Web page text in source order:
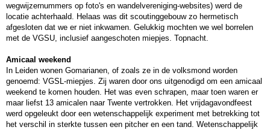
wegwijzernummers op foto's en wandelvereniging-websites) werd de
locatie achterhaald. Helaas was dit scoutinggebouw zo hermetisch
afgesloten dat we er niet inkwamen. Gelukkig mochten we wel borrelen
met de VGSU, inclusief aangeschoten miepjes. Topnacht.
Amicaal weekend
In Leiden wonen Gomarianen, of zoals ze in de volksmond worden
genoemd: VGSL-miepjes. Zij waren door ons uitgenodigd om een amicaal
weekend te komen houden. Het was even schrapen, maar toen waren er
maar liefst 13 amicalen naar Twente vertrokken. Het vrijdagavondfeest
werd opgeleukt door een wetenschappelijk experiment met betrekking tot
het verschil in sterkte tussen een pitcher en een tand. Wetenschappelijk